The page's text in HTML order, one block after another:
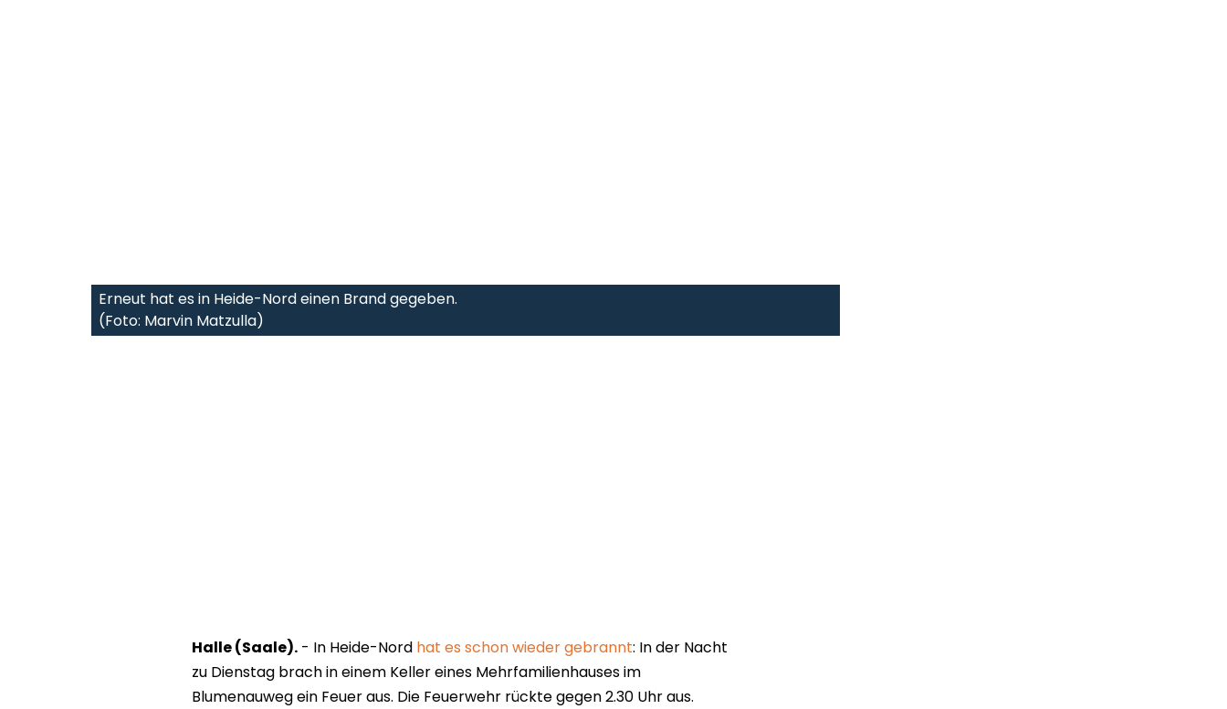
Erneut hat es in Heide-Nord einen Brand gegeben.
(Foto: Marvin Matzulla)
Halle (Saale). - In Heide-Nord hat es schon wieder gebrannt: In der Nacht
zu Dienstag brach in einem Keller eines Mehrfamilienhauses im
Blumenauweg ein Feuer aus. Die Feuerwehr rückte gegen 2.30 Uhr aus.